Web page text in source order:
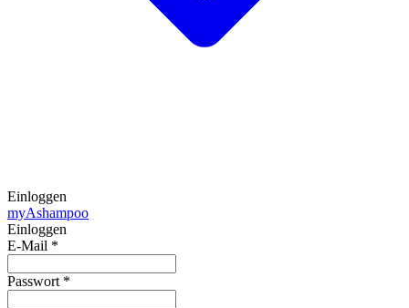
Einloggen
myAshampoo
Einloggen
E-Mail *
Passwort *